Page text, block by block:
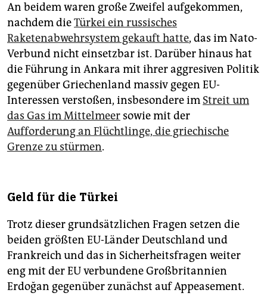
An beidem waren große Zweifel aufgekommen,
nachdem dieTürkei ein russisches
Raketenabwehrsystem gekauft hatte, das im Nato-
Verbund nicht einsetzbar ist. Darüber hinaus hat
die Führung in Ankara mit ihrer aggresiven Politik
gegenüber Griechenland massiv gegen EU-
Interessen verstoßen, insbesondere im Streit um
das Gas im Mittelmeer sowie mit der
Aufforderung an Flüchtlinge, die griechische
Grenze zu stürmen.
Geld für die Türkei
Trotz dieser grundsätzlichen Fragen setzen die
beiden größten EU-Länder Deutschland und
Frankreich und das in Sicherheitsfragen weiter
eng mit der EU verbundene Großbritannien
Erdoğan gegenüber zunächst auf Appeasement.